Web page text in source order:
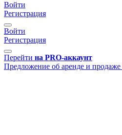
Войти
Регистрация
Войти
Регистрация
Перейти на PRO-аккаунт
Предложение об аренде и продаже